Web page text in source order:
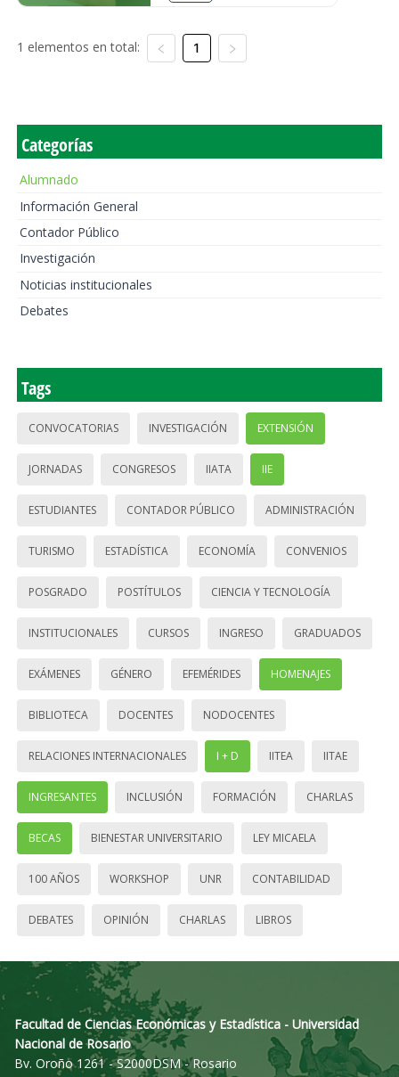
1 elementos en total: 1
Categorías
Alumnado
Información General
Contador Público
Investigación
Noticias institucionales
Debates
Tags
CONVOCATORIAS INVESTIGACIÓN EXTENSIÓN
JORNADAS CONGRESOS IIATA IIE
ESTUDIANTES CONTADOR PÚBLICO ADMINISTRACIÓN
TURISMO ESTADÍSTICA ECONOMÍA CONVENIOS
POSGRADO POSTÍTULOS CIENCIA Y TECNOLOGÍA
INSTITUCIONALES CURSOS INGRESO GRADUADOS
EXÁMENES GÉNERO EFEMÉRIDES HOMENAJES
BIBLIOTECA DOCENTES NODOCENTES
RELACIONES INTERNACIONALES I + D IITEA IITAE
INGRESANTES INCLUSIÓN FORMACIÓN CHARLAS
BECAS BIENESTAR UNIVERSITARIO LEY MICAELA
100 AÑOS WORKSHOP UNR CONTABILIDAD
DEBATES OPINIÓN CHARLAS LIBROS
Facultad de Ciencias Económicas y Estadística - Universidad
Nacional de Rosario
Bv. Oroño 1261 - S2000DSM - Rosario